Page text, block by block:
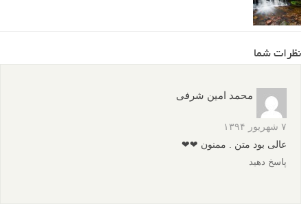
نظرات شما
محمد امین شرفی
۷ شهریور ۱۳۹۴
عالی بود متن . ممنون ❤❤
پاسخ دهید